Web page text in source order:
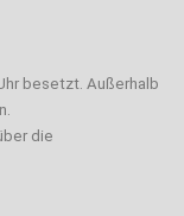
besetzt. Außerhalb
die